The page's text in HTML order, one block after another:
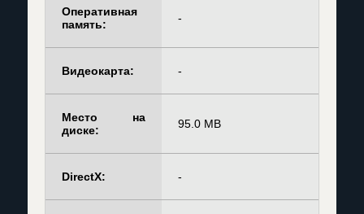
Оперативная
память:
-
Видеокарта: -
Место на
диске:
95.0 MB
DirectX: -